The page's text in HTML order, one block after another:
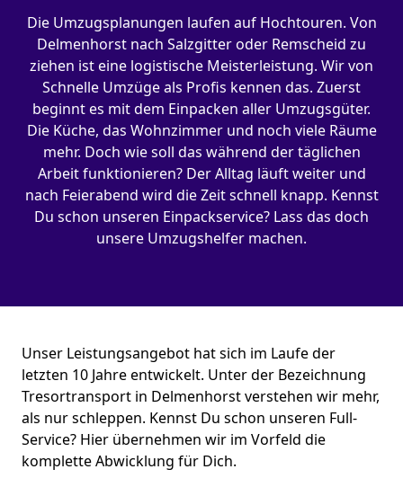
Die Umzugsplanungen laufen auf Hochtouren. Von
Delmenhorst nach Salzgitter oder Remscheid zu
ziehen ist eine logistische Meisterleistung. Wir von
Schnelle Umzüge als Profis kennen das. Zuerst
beginnt es mit dem Einpacken aller Umzugsgüter.
Die Küche, das Wohnzimmer und noch viele Räume
mehr. Doch wie soll das während der täglichen
Arbeit funktionieren? Der Alltag läuft weiter und
nach Feierabend wird die Zeit schnell knapp. Kennst
Du schon unseren Einpackservice? Lass das doch
unsere Umzugshelfer machen.
Unser Leistungsangebot hat sich im Laufe der
letzten 10 Jahre entwickelt. Unter der Bezeichnung
Tresortransport in Delmenhorst verstehen wir mehr,
als nur schleppen. Kennst Du schon unseren Full-
Service? Hier übernehmen wir im Vorfeld die
komplette Abwicklung für Dich.